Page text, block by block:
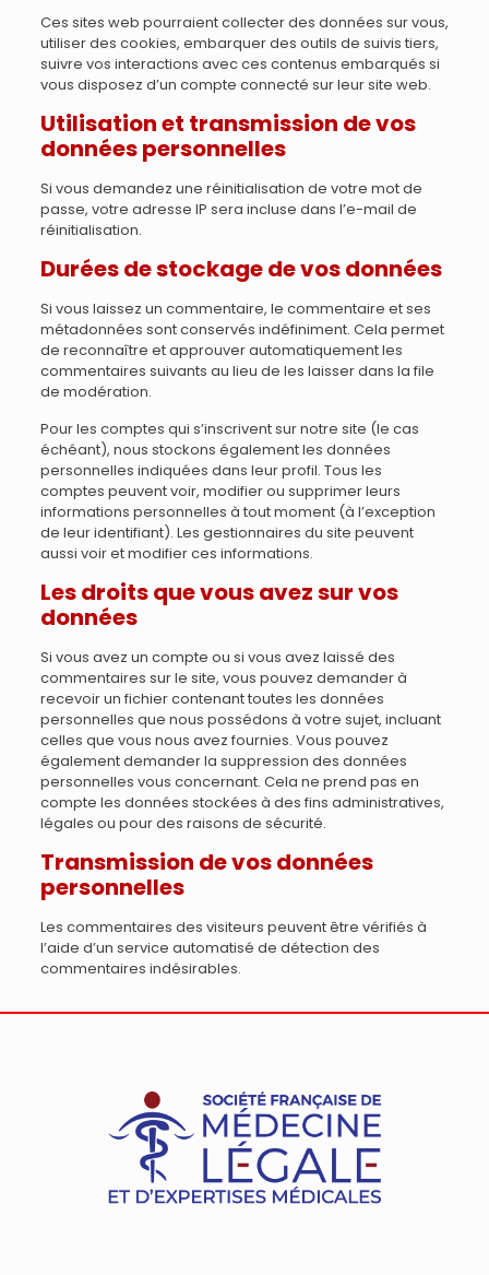
Ces sites web pourraient collecter des données sur vous,
utiliser des cookies, embarquer des outils de suivis tiers,
suivre vos interactions avec ces contenus embarqués si
vous disposez d’un compte connecté sur leur site web.
Utilisation et transmission de vos
données personnelles
Si vous demandez une réinitialisation de votre mot de
passe, votre adresse IP sera incluse dans l’e-mail de
réinitialisation.
Durées de stockage de vos données
Si vous laissez un commentaire, le commentaire et ses
métadonnées sont conservés indéfiniment. Cela permet
de reconnaître et approuver automatiquement les
commentaires suivants au lieu de les laisser dans la file
de modération.
Pour les comptes qui s’inscrivent sur notre site (le cas
échéant), nous stockons également les données
personnelles indiquées dans leur profil. Tous les
comptes peuvent voir, modifier ou supprimer leurs
informations personnelles à tout moment (à l’exception
de leur identifiant). Les gestionnaires du site peuvent
aussi voir et modifier ces informations.
Les droits que vous avez sur vos
données
Si vous avez un compte ou si vous avez laissé des
commentaires sur le site, vous pouvez demander à
recevoir un fichier contenant toutes les données
personnelles que nous possédons à votre sujet, incluant
celles que vous nous avez fournies. Vous pouvez
également demander la suppression des données
personnelles vous concernant. Cela ne prend pas en
compte les données stockées à des fins administratives,
légales ou pour des raisons de sécurité.
Transmission de vos données
personnelles
Les commentaires des visiteurs peuvent être vérifiés à
l’aide d’un service automatisé de détection des
commentaires indésirables.